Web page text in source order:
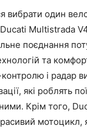
вибрати один
Multistrada
поєднання
та
і радар
які роблять
Крім того,
мотоцикл,